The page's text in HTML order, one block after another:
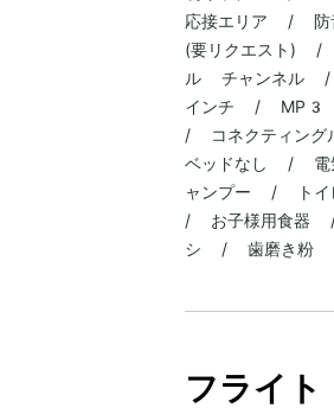
応接エリア / 防
(要リクエスト
ル チャンネル
インチ / MP3
/ コネクティン
ベッドなし /
ャンプー / トイ
/ お子様用食器 /
シ / 歯磨き粉 (
フライト